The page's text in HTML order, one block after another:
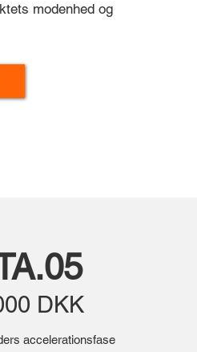
modenhed og
DKK
accelerationsfase